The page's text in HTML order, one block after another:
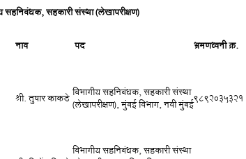
सहनिबंधक, सहकारी संस्था (लेखापरीक्षण)
नाव पद भ्रमणध्वनी क्र.
श्री. तुषार काकडेविभागीय सहनिबंधक, सहकारी संस्था
(लेखापरीक्षण), मुंबई विभाग, नवी मुंबई9892035321
विभागीय सहनिबंधक, सहकारी संस्था